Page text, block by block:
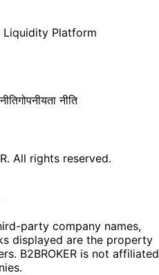
Liquidity Platform
गोपनीयता नीति
All rights reserved.
party company names,
displayed are the property
B2BROKER is not affiliated